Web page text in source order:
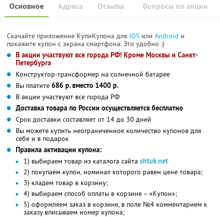
Основное Отзывы Вопросы по акции
Адреса
Скачайте приложение КупиКупона для IOS или Android и
покажите купон с экрана смартфона. Это удобно :)
В акции участвуют все города РФ! Кроме Москвы и Санкт-
Петербурга
Конструктор-трансформер на солнечной батарее
Вы платите 686 р. вместо 1400 р.
В акции участвуют все города РФ
Доставка товара по России осуществляется бесплатно
Срок доставки составляет от 14 до 30 дней
Вы можете купить неограниченное количество купонов для
себя и в подарок
Правила активации купона:
1) выбираем товар из каталога сайта shtuk.net
2) покупаем купон, номинал которого равен цене товара;
3) кладем товар в корзину;
4) выбираем способ оплаты в корзине – «Купон»;
5) оформляем заказ в корзине, в поле №4 комментарием к
заказу вписываем номер купона;